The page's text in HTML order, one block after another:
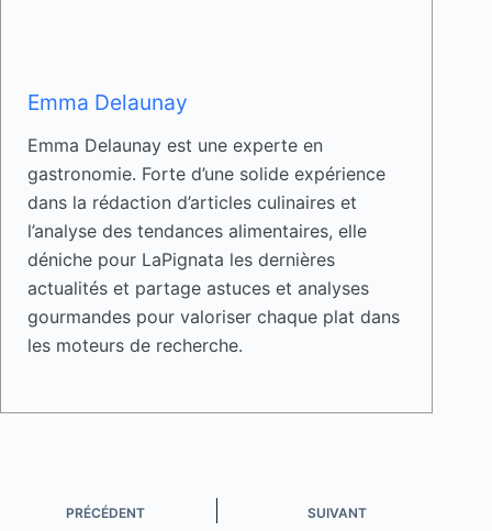
Emma Delaunay
Emma Delaunay est une experte en
gastronomie. Forte d’une solide expérience
dans la rédaction d’articles culinaires et
l’analyse des tendances alimentaires, elle
déniche pour LaPignata les dernières
actualités et partage astuces et analyses
gourmandes pour valoriser chaque plat dans
les moteurs de recherche.
PRÉCÉDENT SUIVANT